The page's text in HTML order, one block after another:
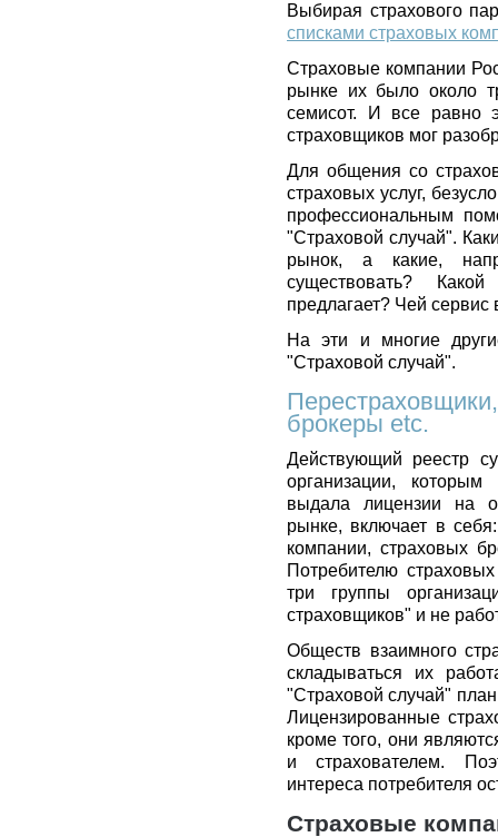
Выбирая страхового
списками страховых
Страховые компании
рынке их было около
семисот. И все равно
страховщиков мог
Для общения со
страховых услуг,
профессиональным
"Страховой случай".
рынок, а какие,
существовать?
предлагает? Чей
На эти и многие
"Страховой случай".
брокеры etc.
Действующий реестр
организации,
выдала лицензии на
рынке, включает в
компании, страховых
Потребителю
три группы
страховщиков" и не
Обществ взаимного
складываться их
"Страховой случай"
Лицензированные
кроме того, они
и страхователем.
интереса потребителя
Страховые